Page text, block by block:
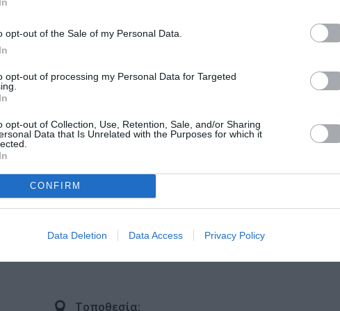
opt-out of the Sale of my Personal Data.
opt-out of processing my Personal Data for Targeted
opt-out of Collection, Use, Retention, Sale, and/or Sharing
Data that Is Unrelated with the Purposes for which it
CONFIRM
Data Deletion Data Access Privacy Policy
Δημιουργία: Ομαδική έκθεση στην Πινακοθήκη Κυκλάδων
τη Συλλογή» του ΕΜΣΤ
Τοποθεσία: